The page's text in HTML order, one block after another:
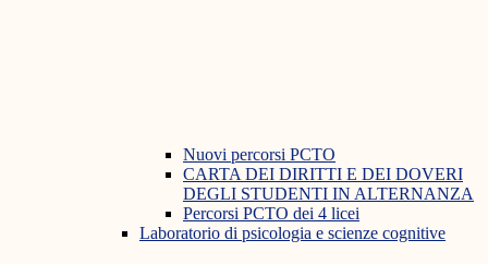
Nuovi percorsi PCTO
CARTA DEI DIRITTI E DEI DOVERI
DEGLI STUDENTI IN ALTERNANZA
Percorsi PCTO dei 4 licei
Laboratorio di psicologia e scienze cognitive